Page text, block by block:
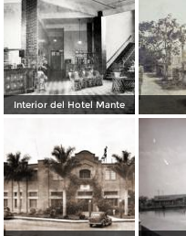
Interior del Hotel Mante